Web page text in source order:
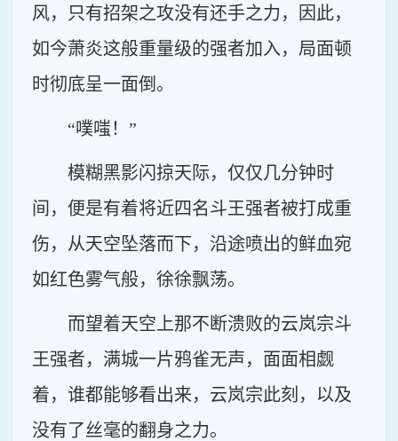
风，只有招架之攻没有还手之力，因此，
如今萧炎这般重量级的强者加入，局面顿
时彻底呈一面倒。
“噗嗤！”
模糊黑影闪掠天际，仅仅几分钟时
间，便是有着将近四名斗王强者被打成重
伤，从天空坠落而下，沿途喷出的鲜血宛
如红色雾气般，徐徐飘荡。
而望着天空上那不断溃败的云岚宗斗
王强者，满城一片鸦雀无声，面面相觑
着，谁都能够看出来，云岚宗此刻，以及
没有了丝毫的翻身之力。